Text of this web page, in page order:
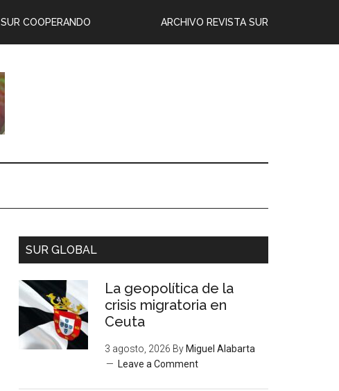
ARCHIVO REVISTA SUR
SUR COOPERANDO
SUR GLOBAL
La geopolítica de la
crisis migratoria en
Ceuta
3 agosto, 2026 By Miguel Alabarta
Leave a Comment